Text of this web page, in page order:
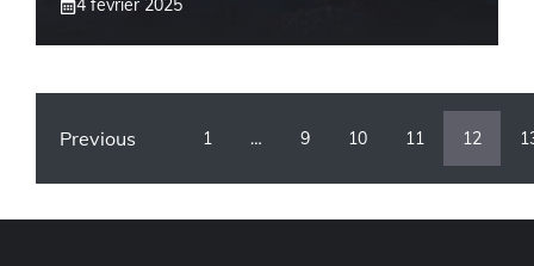
4 février 2025
Previous 1 … 9 10 11 12